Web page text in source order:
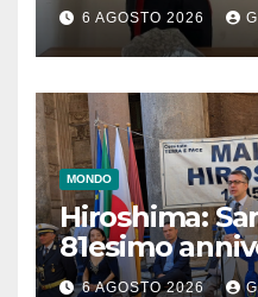
6 AGOSTO 2026
MONDO
Hiroshima:
81esimo
monito per
6 AGOSTO 2026